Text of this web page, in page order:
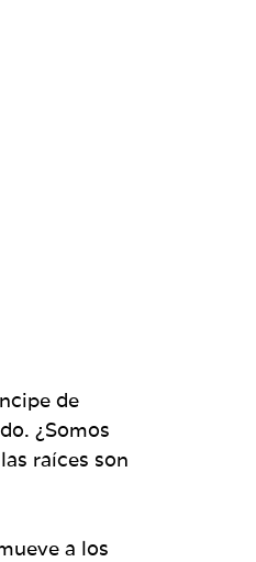
de
¿Somos
raíces son
a los